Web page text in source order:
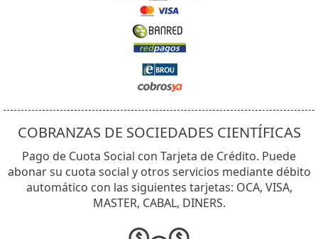
COBRANZAS DE SOCIEDADES CIENTÍFICAS
Pago de Cuota Social con Tarjeta de Crédito. Puede
abonar su cuota social y otros servicios mediante débito
automático con las siguientes tarjetas: OCA, VISA,
MASTER, CABAL, DINERS.